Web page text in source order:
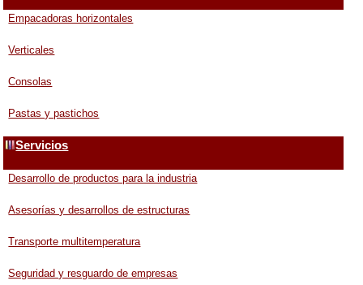
Empacadoras horizontales
Verticales
Consolas
Pastas y pastichos
Servicios
Desarrollo de productos para la industria
Asesorías y desarrollos de estructuras
Transporte multitemperatura
Seguridad y resguardo de empresas